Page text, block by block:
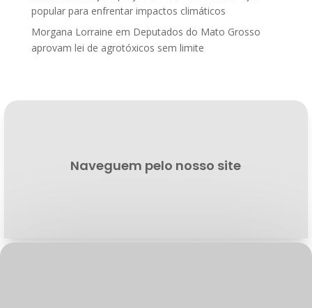
popular para enfrentar impactos climáticos
Morgana Lorraine em Deputados do Mato Grosso
aprovam lei de agrotóxicos sem limite
Naveguem pelo nosso site